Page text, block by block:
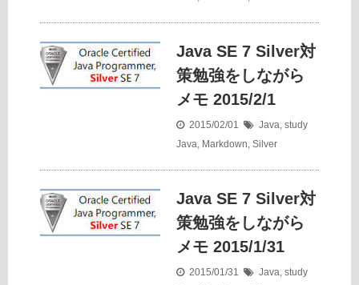
Java SE 7 Silver対
策勉強をしながら
メモ 2015/2/1
2015/02/01 Java, study
Java, Markdown, Silver
Java SE 7 Silver対
策勉強をしながら
メモ 2015/1/31
2015/01/31 Java, study